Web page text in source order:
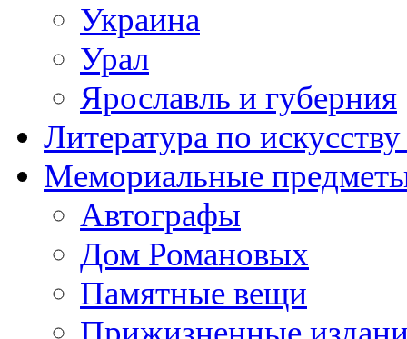
Украина
Урал
Ярославль и губерния
Литература по
Мемориальные
Автографы
Дом Романовых
Памятные вещи